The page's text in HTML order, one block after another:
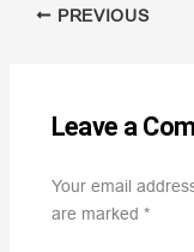
PREVIOUS
Leave a
Your email
are marked *